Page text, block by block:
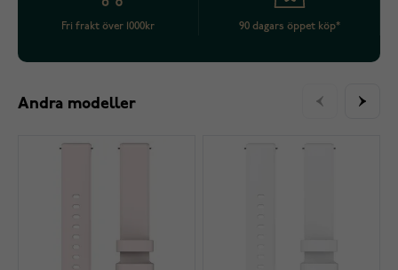
Fri frakt över 1000kr 90 dagars öppet köp*
Andra modeller